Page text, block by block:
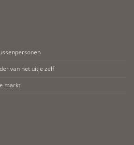
van het uitje zelf
markt